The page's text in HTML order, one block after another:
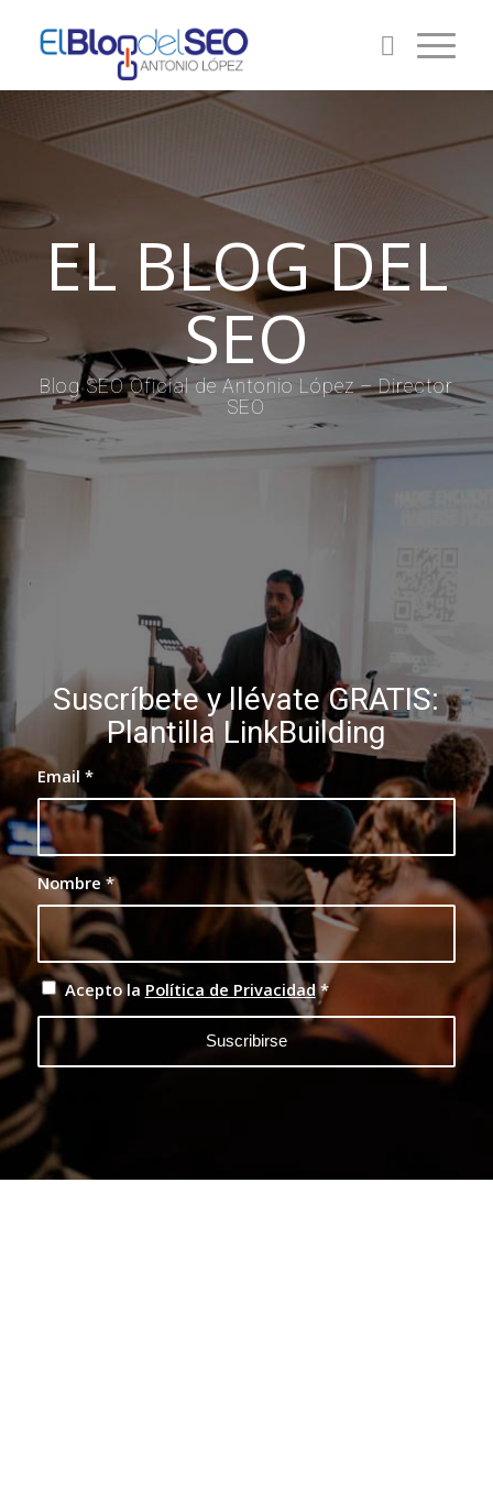
EL BLOG DEL
SEO
Blog SEO Oficial de Antonio López – Director
SEO
Suscríbete y llévate GRATIS:
Plantilla LinkBuilding
Email *
Nombre *
Acepto la Política de Privacidad *